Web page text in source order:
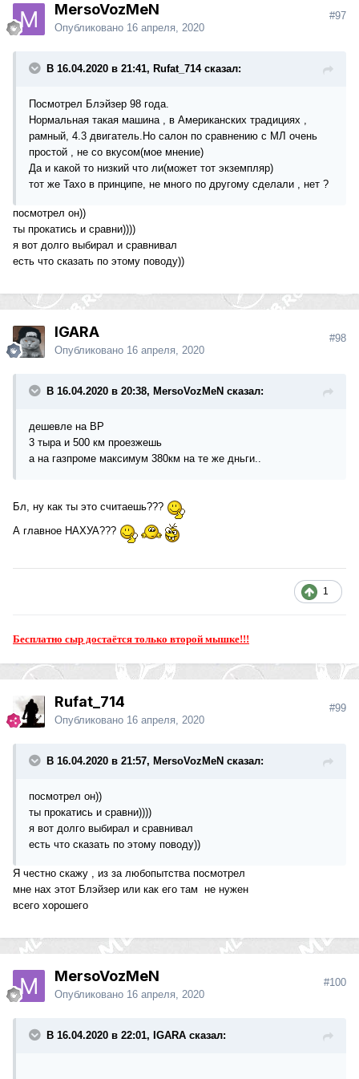
MersoVozMeN
Опубликовано 16 апреля, 2020
#97
В 16.04.2020 в 21:41, Rufat_714 сказал:
Посмотрел Блэйзер 98 года.
Нормальная такая машина , в Американских традициях ,
рамный, 4.3 двигатель.Но салон по сравнению с МЛ очень
простой , не со вкусом(мое мнение)
Да и какой то низкий что ли(может тот экземпляр)
тот же Тахо в принципе, не много по другому сделали , нет ?
посмотрел он))
ты прокатись и сравни))))
я вот долго выбирал и сравнивал
есть что сказать по этому поводу))
IGARA
Опубликовано 16 апреля, 2020
#98
В 16.04.2020 в 20:38, MersoVozMeN сказал:
дешевле на BP
3 тыра и 500 км проезжешь
а на газпроме максимум 380км на те же дньги..
Бл, ну как ты это считаешь???
А главное НАХУА???
1
Бесплатно сыр достаётся только второй мышке!!!
Rufat_714
Опубликовано 16 апреля, 2020
#99
В 16.04.2020 в 21:57, MersoVozMeN сказал:
посмотрел он))
ты прокатись и сравни))))
я вот долго выбирал и сравнивал
есть что сказать по этому поводу))
Я честно скажу , из за любопытства посмотрел
мне нах этот Блэйзер или как его там не нужен
всего хорошего
MersoVozMeN
Опубликовано 16 апреля, 2020
#100
В 16.04.2020 в 22:01, IGARA сказал: